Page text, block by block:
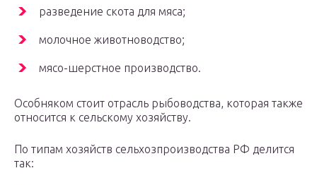
разведение скота для мяса;
молочное животноводство;
мясо-шерстное производство.
Особняком стоит отрасль рыбоводства, которая также
относится к сельскому хозяйству.
По типам хозяйств сельхозпроизводства РФ делится
так: